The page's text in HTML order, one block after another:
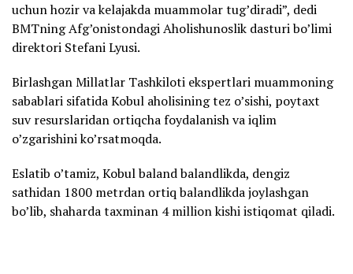
uchun hozir va kelajakda muammolar tug’diradi”, dedi
BMTning Afg’onistondagi Aholishunoslik dasturi bo’limi
direktori Stefani Lyusi.
Birlashgan Millatlar Tashkiloti ekspertlari muammoning
sabablari sifatida Kobul aholisining tez o’sishi, poytaxt
suv resurslaridan ortiqcha foydalanish va iqlim
o’zgarishini ko’rsatmoqda.
Eslatib o’tamiz, Kobul baland balandlikda, dengiz
sathidan 1800 metrdan ortiq balandlikda joylashgan
bo’lib, shaharda taxminan 4 million kishi istiqomat qiladi.